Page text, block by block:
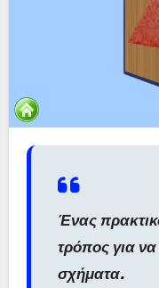
Ένας
τρόπος για
σχήματα.